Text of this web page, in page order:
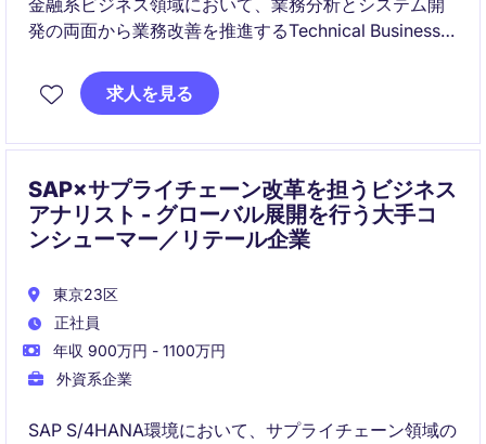
金融系ビジネス領域において、業務分析とシステム開
発の両面から業務改善を推進するTechnical Business
業務プロセス改善など、ビジネスとITをつなぐ役割を
担います。
求人を見る
SAP×サプライチェーン改革を担うビジネス
アナリスト - グローバル展開を行う大手コ
ンシューマー／リテール企業
東京23区
正社員
年収 900万円 - 1100万円
外資系企業
SAP S/4HANA環境において、サプライチェーン領域の